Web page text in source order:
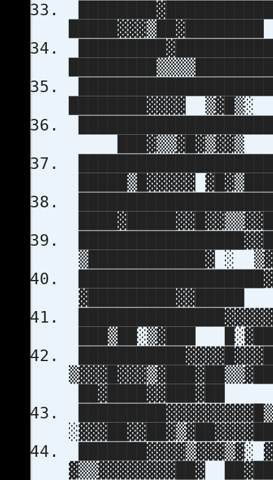
████████▓▓▓▓
███▓▒▒▓█▓▒▓▓▒
█████▒█▓▓▓▓▓
▒████████████▓ ░
███▒██░▒▓███
██▓████▓▓███▓██
▓▒▒▓▓▓▓▓▓▓▓██▓